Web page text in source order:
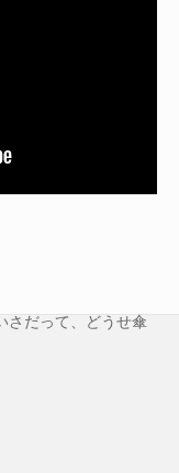
さだって、どうせ傘